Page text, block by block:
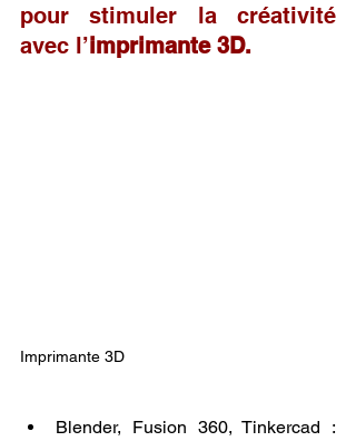
pour stimuler la créativité
avec l’imprimante 3D.
Imprimante 3D
Blender, Fusion 360, Tinkercad :